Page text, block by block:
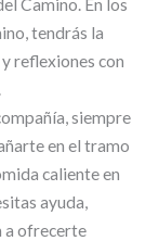
Camino. En los
tendrás la
reflexiones con
siempre
en el tramo
caliente en
ayuda,
a ofrecerte